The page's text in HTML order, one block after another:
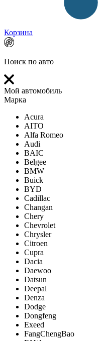
Корзина
Поиск по авто
Мой автомобиль
Марка
Acura
AITO
Alfa Romeo
Audi
BAIC
Belgee
BMW
Buick
BYD
Cadillac
Changan
Chery
Chevrolet
Chrysler
Citroen
Cupra
Dacia
Daewoo
Datsun
Deepal
Denza
Dodge
Dongfeng
Exeed
FangChengBao